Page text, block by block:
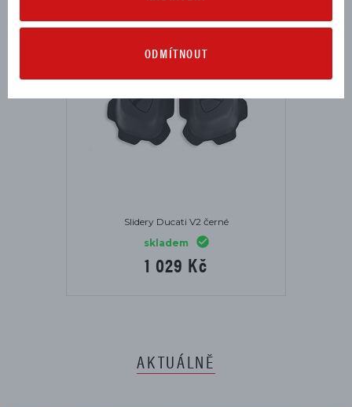
Slidery Ducati V2 černé
skladem
1 029 Kč
AKTUÁLNĚ
ODMÍTNOUT